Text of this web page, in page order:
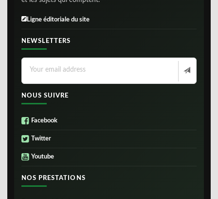
Ligne éditoriale du site
NEWSLETTERS
NOUS SUIVRE
Facebook
Twitter
Youtube
NOS PRESTATIONS